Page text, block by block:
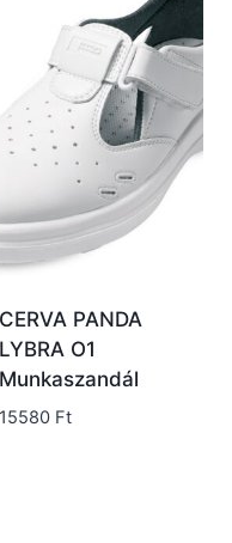
CERVA PANDA
LYBRA O1
Munkaszandál
15580 Ft